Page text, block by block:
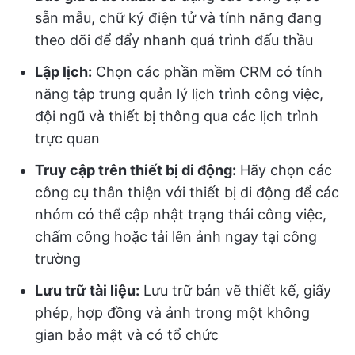
sẵn mẫu, chữ ký điện tử và tính năng đang
theo dõi để đẩy nhanh quá trình đấu thầu
Lập lịch: Chọn các phần mềm CRM có tính
năng tập trung quản lý lịch trình công việc,
đội ngũ và thiết bị thông qua các lịch trình
trực quan
Truy cập trên thiết bị di động: Hãy chọn các
công cụ thân thiện với thiết bị di động để các
nhóm có thể cập nhật trạng thái công việc,
chấm công hoặc tải lên ảnh ngay tại công
trường
Lưu trữ tài liệu: Lưu trữ bản vẽ thiết kế, giấy
phép, hợp đồng và ảnh trong một không
gian bảo mật và có tổ chức